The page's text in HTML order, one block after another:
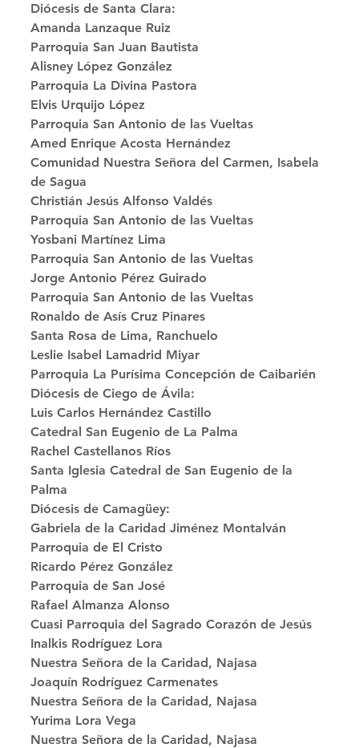
Diócesis de Santa Clara:
Amanda Lanzaque Ruiz
Parroquia San Juan Bautista
Alisney López González
Parroquia La Divina Pastora
Elvis Urquijo López
Parroquia San Antonio de las Vueltas
Amed Enrique Acosta Hernández
Comunidad Nuestra Señora del Carmen, Isabela
de Sagua
Christián Jesús Alfonso Valdés
Parroquia San Antonio de las Vueltas
Yosbani Martínez Lima
Parroquia San Antonio de las Vueltas
Jorge Antonio Pérez Guirado
Parroquia San Antonio de las Vueltas
Ronaldo de Asís Cruz Pinares
Santa Rosa de Lima, Ranchuelo
Leslie Isabel Lamadrid Miyar
Parroquia La Purísima Concepción de Caibarién
Diócesis de Ciego de Ávila:
Luis Carlos Hernández Castillo
Catedral San Eugenio de La Palma
Rachel Castellanos Ríos
Santa Iglesia Catedral de San Eugenio de la
Palma
Diócesis de Camagüey:
Gabriela de la Caridad Jiménez Montalván
Parroquia de El Cristo
Ricardo Pérez González
Parroquia de San José
Rafael Almanza Alonso
Cuasi Parroquia del Sagrado Corazón de Jesús
Inalkis Rodríguez Lora
Nuestra Señora de la Caridad, Najasa
Joaquín Rodríguez Carmenates
Nuestra Señora de la Caridad, Najasa
Yurima Lora Vega
Nuestra Señora de la Caridad, Najasa